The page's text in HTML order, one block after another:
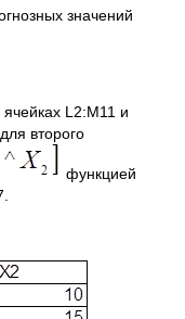
значений
ячейках L2:M11 и
второго
функцией